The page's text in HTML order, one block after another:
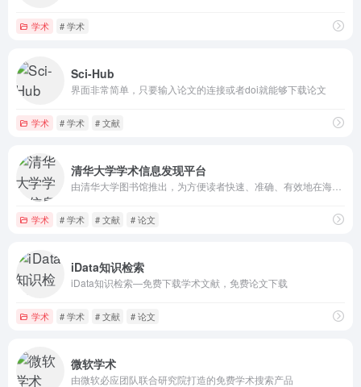
学术 # 学术
Sci-Hub
界面非常简单，只要输入论文的连接或者doi就能够下载论文
学术 # 学术 # 文献
清华大学学术信息发现平台
学术 # 学术 # 文献 # 论文
iData知识检索
iData知识检索—免费下载学术文献，免费论文下载
学术 # 学术 # 文献 # 论文
微软学术
由微软必应团队联合研究院打造的免费学术搜索产品